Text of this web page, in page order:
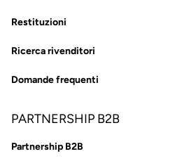
Restituzioni
Ricerca rivenditori
Domande frequenti
PARTNERSHIP B2B
Partnership B2B